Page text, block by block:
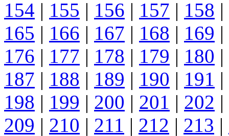
154 | 155 | 156 | 157 | 158 |
165 | 166 | 167 | 168 | 169 |
176 | 177 | 178 | 179 | 180 |
187 | 188 | 189 | 190 | 191 |
198 | 199 | 200 | 201 | 202 |
209 | 210 | 211 | 212 | 213 |